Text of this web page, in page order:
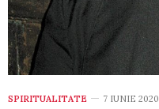
SPIRITUALITATE 7 IUNIE 2020